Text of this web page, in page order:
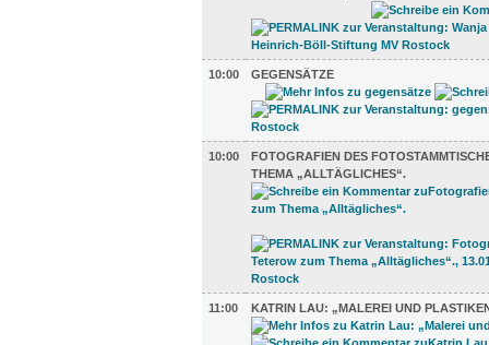
10:00 GEGENSÄTZE
10:00
FOTOGRAFIEN DES
THEMA „ALLTÄGLICHES“.
11:00 KATRIN LAU: „MALEREI UND